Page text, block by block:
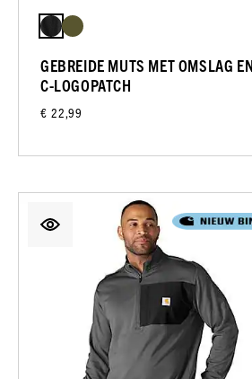
GEBREIDE MUTS MET OMSLAG
C-LOGOPATCH
€ 22,99